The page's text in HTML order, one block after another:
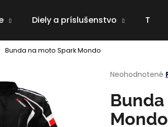
Diely a príslušenstvo
Bunda na moto Spark Mondo
Priemerné
produktu
je
0,0
Neohodnotené
Mondo
nájsť?